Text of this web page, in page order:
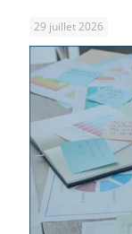
29 juillet 2026